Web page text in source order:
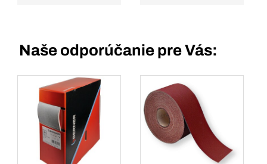
Naše odporúčanie pre Vás: